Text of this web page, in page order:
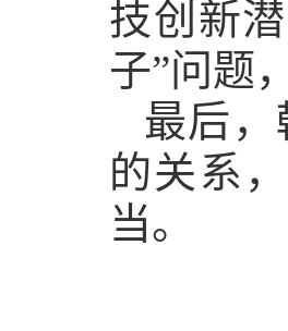
技创新
子”问题
最后
的关系
当。